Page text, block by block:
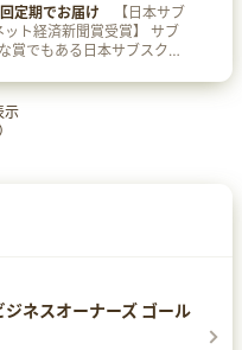
定期でお届け 【日本サブ
ト経済新聞賞受賞】 サブ
賞でもある日本サブスク大
スとしてノミネートされま
スクリプションサービスで
示
ジネスオーナーズ ゴール